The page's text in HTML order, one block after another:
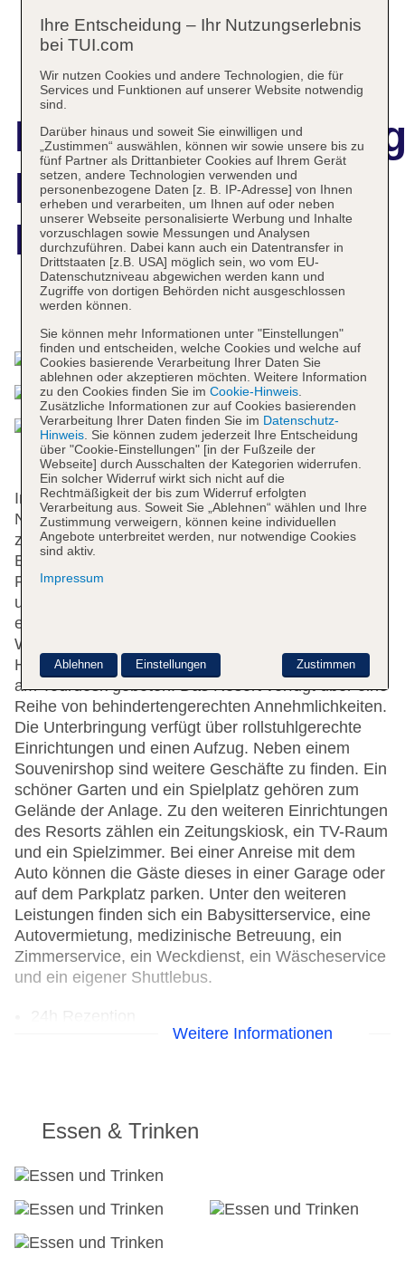
Hotel Park Royal
Beach Cancún
Das bietet Ihre Unterkunft
In einem 6-stöckigen Haupthaus und 2
Nebengebäuden stehen den Gästen 289 Zimmer
zur Verfügung. An der Rezeption im
Empfangsbereich steht englischsprachiges
Personal mit Rat und Tat zur Seite. Die Einrichtung
umfasst eine Gepäckaufbewahrung, einen Safe,
eine Wechselstube und einen Geldautomaten.
WLAN ist in den öffentlichen Bereichen verfügbar.
Hilfestellung bei der Buchung von Ausflügen wird
am Tourdesk geboten. Das Resort verfügt über eine
Reihe von behindertengerechten Annehmlichkeiten.
Die Unterbringung verfügt über rollstuhlgerechte
Einrichtungen und einen Aufzug. Neben einem
Souvenirshop sind weitere Geschäfte zu finden. Ein
schöner Garten und ein Spielplatz gehören zum
Gelände der Anlage. Zu den weiteren Einrichtungen
des Resorts zählen ein Zeitungskiosk, ein TV-Raum
und ein Spielzimmer. Bei einer Anreise mit dem
Auto können die Gäste dieses in einer Garage oder
auf dem Parkplatz parken. Unter den weiteren
Leistungen finden sich ein Babysitterservice, eine
Autovermietung, medizinische Betreuung, ein
Zimmerservice, ein Weckdienst, ein Wäscheservice
und ein eigener Shuttlebus.
Garten: ohne Gebühr
Hotelsafe
Letzte umfassende Renovierung: 2007
Lift
Haustiere
Weitere Informationen
Essen & Trinken
Ihre Entscheidung – Ihr Nutzungserlebnis
bei TUI.com
Wir nutzen Cookies und andere Technologien, die für
Services und Funktionen auf unserer Website notwendig
sind.
Darüber hinaus und soweit Sie einwilligen und
„Zustimmen“ auswählen, können wir sowie unsere bis zu
fünf Partner als Drittanbieter Cookies auf Ihrem Gerät
setzen, andere Technologien verwenden und
personenbezogene Daten [z. B. IP-Adresse] von Ihnen
erheben und verarbeiten, um Ihnen auf oder neben
unserer Webseite personalisierte Werbung und Inhalte
vorzuschlagen sowie Messungen und Analysen
durchzuführen. Dabei kann auch ein Datentransfer in
Drittstaaten [z.B. USA] möglich sein, wo vom EU-
Datenschutzniveau abgewichen werden kann und
Zugriffe von dortigen Behörden nicht ausgeschlossen
werden können.
Sie können mehr Informationen unter "Einstellungen"
finden und entscheiden, welche Cookies und welche auf
Cookies basierende Verarbeitung Ihrer Daten Sie
ablehnen oder akzeptieren möchten. Weitere Information
zu den Cookies finden Sie im Cookie-Hinweis.
Zusätzliche Informationen zur auf Cookies basierenden
Verarbeitung Ihrer Daten finden Sie im Datenschutz-
Hinweis. Sie können zudem jederzeit Ihre Entscheidung
über "Cookie-Einstellungen" [in der Fußzeile der
Webseite] durch Ausschalten der Kategorien widerrufen.
Ein solcher Widerruf wirkt sich nicht auf die
Rechtmäßigkeit der bis zum Widerruf erfolgten
Verarbeitung aus. Soweit Sie „Ablehnen“ wählen und Ihre
Zustimmung verweigern, können keine individuellen
Angebote unterbreitet werden, nur notwendige Cookies
sind aktiv.
Impressum
Zustimmen
Ablehnen Einstellungen